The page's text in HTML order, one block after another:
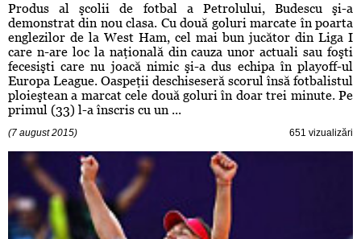
Produs al şcolii de fotbal a Petrolului, Budescu şi-a
demonstrat din nou clasa. Cu două goluri marcate în poarta
englezilor de la West Ham, cel mai bun jucător din Liga I
care n-are loc la naţională din cauza unor actuali sau foşti
fecesişti care nu joacă nimic şi-a dus echipa în playoff-ul
Europa League. Oaspeţii deschiseseră scorul însă fotbalistul
ploieştean a marcat cele două goluri în doar trei minute. Pe
primul (33) l-a înscris cu un ...
(7 august 2015) 651 vizualizări